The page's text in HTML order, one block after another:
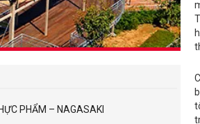
PHẨM – NAGASAKI